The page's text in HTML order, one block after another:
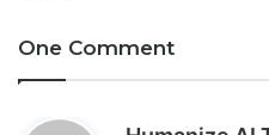
One Comment